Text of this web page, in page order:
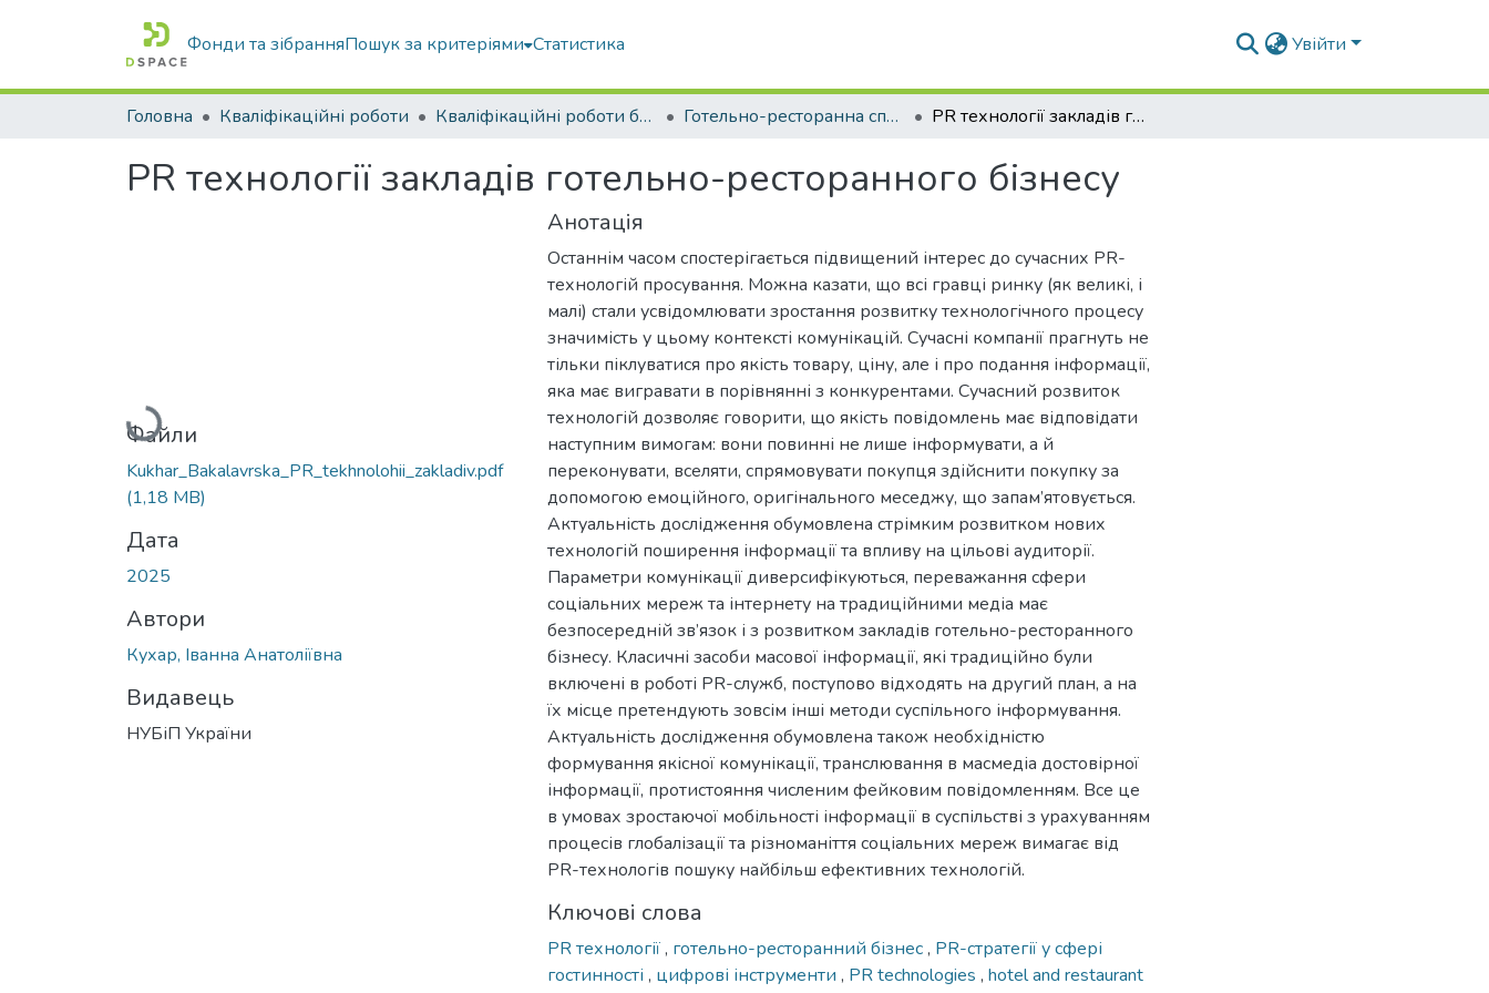
Фонди та зібранняПошук за критеріями Статистика Увійти
Головна Кваліфікаційні роботи Кваліфікаційні роботи бакалаврів Готельно-ресторанна справа PR технології закладів готельно-ресторанного бізнесу
PR технології закладів готельно-ресторанного бізнесу
Вантажиться...
Файли
Kukhar_Bakalavrska_PR_tekhnolohii_zakladiv.pdf
(1,18 MB)
Дата
2025
Автори
Кухар, Іванна Анатоліївна
Видавець
НУБіП України
Анотація
Останнім часом спостерігається підвищений інтерес до сучасних PR-
технологій просування. Можна казати, що всі гравці ринку (як великі, і
малі) стали усвідомлювати зростання розвитку технологічного процесу
значимість у цьому контексті комунікацій. Сучасні компанії прагнуть не
тільки піклуватися про якість товару, ціну, але і про подання інформації,
яка має вигравати в порівнянні з конкурентами. Сучасний розвиток
технологій дозволяє говорити, що якість повідомлень має відповідати
наступним вимогам: вони повинні не лише інформувати, а й
переконувати, вселяти, спрямовувати покупця здійснити покупку за
допомогою емоційного, оригінального меседжу, що запам’ятовується.
Актуальність дослідження обумовлена стрімким розвитком нових
технологій поширення інформації та впливу на цільові аудиторії.
Параметри комунікації диверсифікуються, переважання сфери
соціальних мереж та інтернету на традиційними медіа має
безпосередній зв’язок і з розвитком закладів готельно-ресторанного
бізнесу. Класичні засоби масової інформації, які традиційно були
включені в роботі PR-служб, поступово відходять на другий план, а на
їх місце претендують зовсім інші методи суспільного інформування.
Актуальність дослідження обумовлена також необхідністю
формування якісної комунікації, транслювання в масмедіа достовірної
інформації, протистояння численим фейковим повідомленням. Все це
в умовах зростаючої мобільності інформації в суспільстві з урахуванням
процесів глобалізації та різноманіття соціальних мереж вимагає від
PR-технологів пошуку найбільш ефективних технологій.
Ключові слова
PR технології, готельно-ресторанний бізнес, PR-стратегії у сфері
гостинності , цифрові інструменти , PR technologies , hotel and restaurant